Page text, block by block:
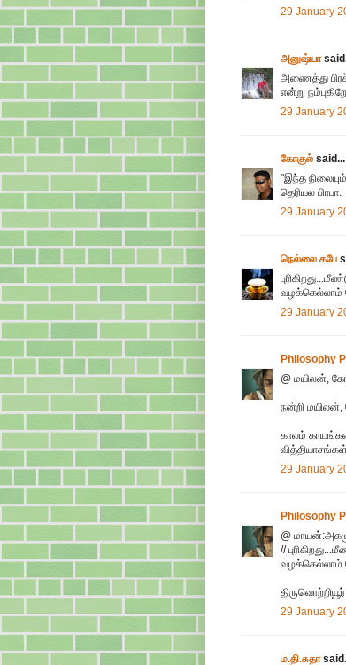
29 January
அனுஷ்யா
அணைத்து
என்று
29 January
கோகுல் said...
"இந்த
தெரியல பிரபா.
29 January
நெல்லை கபே
வழக்கெல்லாம்
29 January
Philosophy
@ மயிலன்,
நன்றி மயிலன்,
காலம்
29 January
Philosophy
@
//
வழக்கெல்லாம்
29 January
ம.தி.சுதா